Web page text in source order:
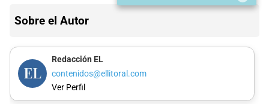
Sobre el Autor
Redacción EL
contenidos@ellitoral.com
Ver Perfil